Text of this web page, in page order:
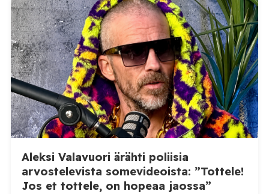
Aleksi Valavuori ärähti poliisia
arvostelevista somevideoista: ”Tottele!
Jos et tottele, on hopeaa jaossa”